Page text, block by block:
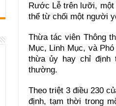
Rước Lễ trên lưỡi, một
thể từ chối một người
Thừa tác viên Thông
Mục, Linh Mục, và
thừa ủy hay chỉ định
thường.
Theo triệt 3 điều 230
định, tạm thời trong